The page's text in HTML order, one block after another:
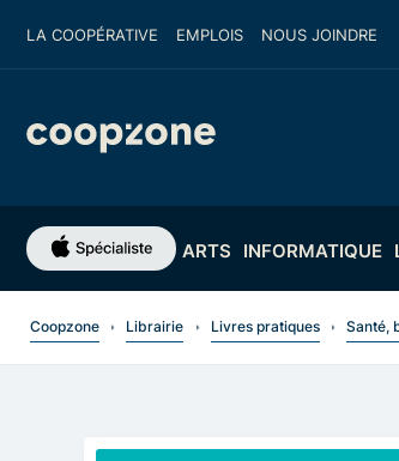
LA COOPÉRATIVE EMPLOIS NOUS JOINDRE
ARTS INFORMATIQUE
Coopzone Librairie Livres pratiques Santé,